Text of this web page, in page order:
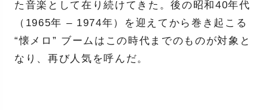
た音楽として在り続けてきた。後の昭和40年代
（1965年 – 1974年）を迎えてから巻き起こる
“懐メロ” ブームはこの時代までのものが対象と
なり、再び人気を呼んだ。